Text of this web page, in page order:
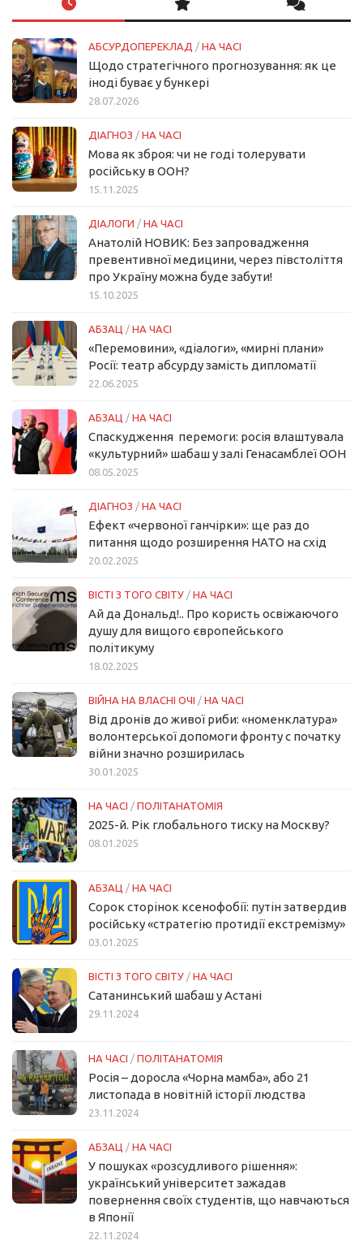
АБСУРДОПЕРЕКЛАД / НА ЧАСІ
Щодо стратегічного прогнозування: як це
іноді буває у бункері
28.07.2026
ДІАГНОЗ / НА ЧАСІ
Мова як зброя: чи не годі толерувати
російську в ООН?
15.11.2025
ДІАЛОГИ / НА ЧАСІ
Анатолій НОВИК: Без запровадження
превентивної медицини, через півстоліття
про Україну можна буде забути!
15.10.2025
АБЗАЦ / НА ЧАСІ
«Перемовини», «діалоги», «мирні плани»
Росії: театр абсурду замість дипломатії
22.06.2025
АБЗАЦ / НА ЧАСІ
Спаскудження перемоги: росія влаштувала
«культурний» шабаш у залі Генасамблеї ООН
08.05.2025
ДІАГНОЗ / НА ЧАСІ
Ефект «червоної ганчірки»: ще раз до
питання щодо розширення НАТО на схід
20.02.2025
ВІСТІ З ТОГО СВІТУ / НА ЧАСІ
Ай да Дональд!.. Про користь освіжаючого
душу для вищого європейського
політикуму
18.02.2025
ВІЙНА НА ВЛАСНІ ОЧІ / НА ЧАСІ
Від дронів до живої риби: «номенклатура»
волонтерської допомоги фронту с початку
війни значно розширилась
30.01.2025
НА ЧАСІ / ПОЛІТАНАТОМІЯ
2025-й. Рік глобального тиску на Москву?
08.01.2025
АБЗАЦ / НА ЧАСІ
Сорок сторінок ксенофобії: путін затвердив
російську «стратегію протидії екстремізму»
03.01.2025
ВІСТІ З ТОГО СВІТУ / НА ЧАСІ
Сатанинський шабаш у Астані
29.11.2024
НА ЧАСІ / ПОЛІТАНАТОМІЯ
Росія – доросла «Чорна мамба», або 21
листопада в новітній історії людства
23.11.2024
АБЗАЦ / НА ЧАСІ
У пошуках «розсудливого рішення»:
український університет зажадав
повернення своїх студентів, що навчаються
в Японії
22.11.2024